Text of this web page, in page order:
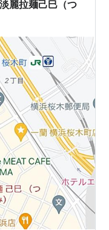
麗拉麺己巳（つ